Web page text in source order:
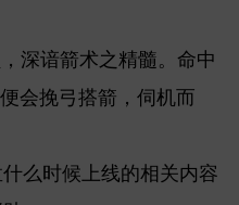
深谙箭术之精髓。命中
会挽弓搭箭，伺机而
么时候上线的相关内容